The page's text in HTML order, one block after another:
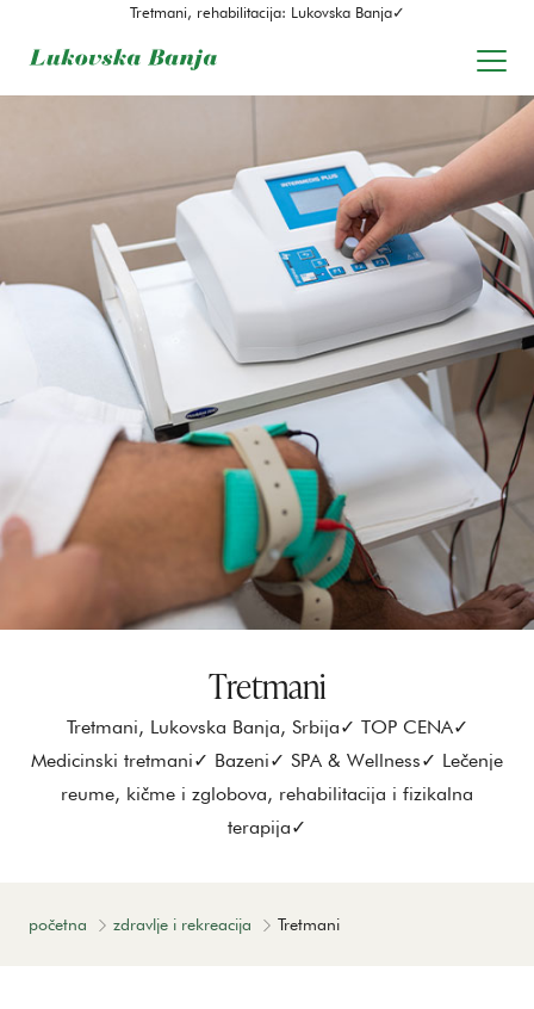
Tretmani, rehabilitacija: Lukovska Banja✓
Tretmani
Tretmani, Lukovska Banja, Srbija✓ TOP CENA✓
Medicinski tretmani✓ Bazeni✓ SPA & Wellness✓ Lečenje
reume, kičme i zglobova, rehabilitacija i fizikalna
terapija✓
početna zdravlje i rekreacija Tretmani